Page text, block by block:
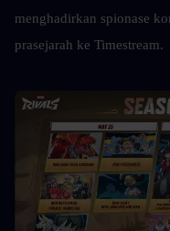
menghadirkan spionase
prasejarah ke Timestream.